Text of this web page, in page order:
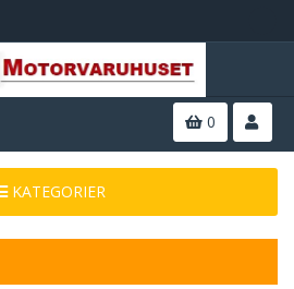
0
KATEGORIER